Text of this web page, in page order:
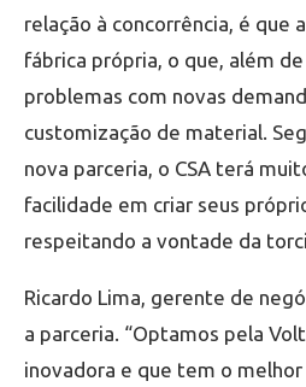
relação à concorrência, é que
fábrica própria, o que, além
problemas com novas
customização de material.
nova parceria, o CSA terá
facilidade em criar seus
respeitando a vontade da
Ricardo Lima, gerente de
a parceria. “Optamos pela
inovadora e que tem o